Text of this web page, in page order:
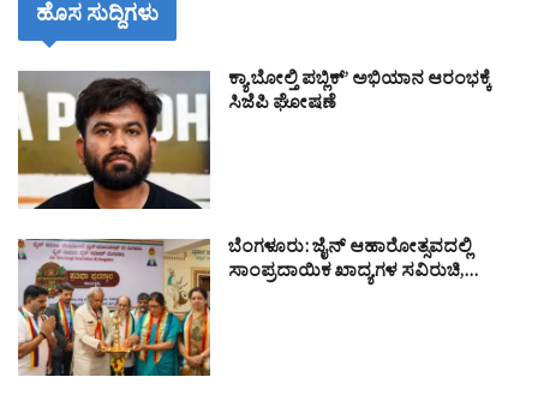
ಹೊಸ ಸುದ್ದಿಗಳು
ಕ್ಯಾ ಬೋಲ್ತಿ ಪಬ್ಲಿಕ್’ ಅಭಿಯಾನ ಆರಂಭಕ್ಕೆ
ಸಿಜೆಪಿ ಘೋಷಣೆ
ಬೆಂಗಳೂರು: ಜೈನ್ ಆಹಾರೋತ್ಸವದಲ್ಲಿ
ಸಾಂಪ್ರದಾಯಿಕ ಖಾದ್ಯಗಳ ಸವಿರುಚಿ,…